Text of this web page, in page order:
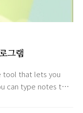
그램
tool that lets you
can type notes to